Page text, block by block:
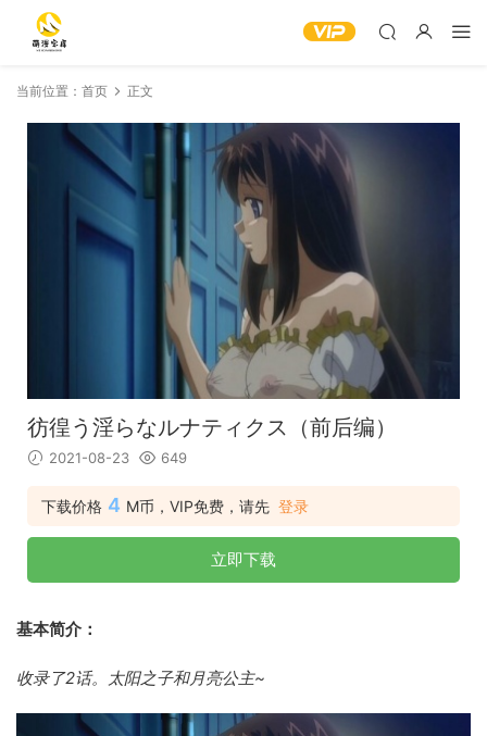
当前位置： 首页 正文
彷徨う淫らなルナティクス（前后编）
2021-08-23 649
下载价格 4 M币，VIP免费，请先 登录
立即下载
基本简介：
收录了2话。太阳之子和月亮公主~